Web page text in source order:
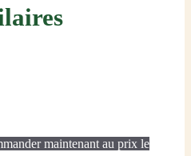
maintenant au prix le